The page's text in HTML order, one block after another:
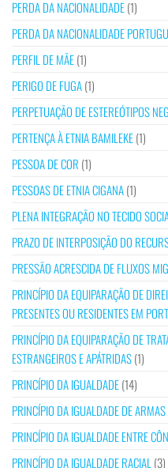
PERDA DA NACIONALIDADE(1)
PERDA DA NACIONALIDADE
PERFIL DE MÃE(1)
PERIGO DE FUGA(1)
PERPETUAÇÃO DE ESTEREÓTIPOS
PERTENÇA À ETNIA BAMILEKE(1)
PESSOA DE COR (1)
PESSOAS DE ETNIA CIGANA(1)
PLENA INTEGRAÇÃO NO TECIDO
PRAZO DE INTERPOSIÇÃO DO
PRESSÃO ACRESCIDA DE FLUXOS
PRINCÍPIO DA EQUIPARAÇÃO DE
PRESENTES OU RESIDENTES EM
PRINCÍPIO DA EQUIPARAÇÃO DE
ESTRANGEIROS E APÁTRIDAS(1)
PRINCÍPIO DA IGUALDADE(14)
PRINCÍPIO DA IGUALDADE DE ARMAS
PRINCÍPIO DA IGUALDADE ENTRE
PRINCÍPIO DA IGUALDADE RACIAL(3)